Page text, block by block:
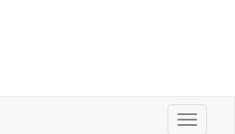
Toggle